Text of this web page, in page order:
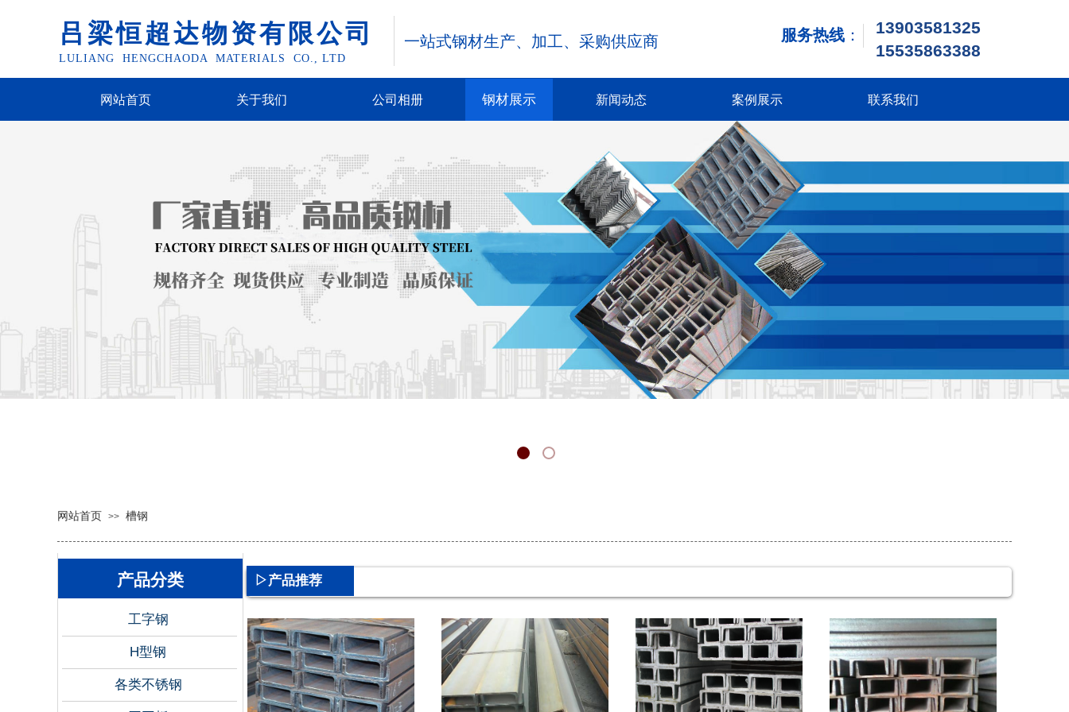
服务热线 ：
13903581325
15535863388
一站式钢材生产、加工、 采购供应商
吕梁恒超达物资有限公司
LULIANG HENGCHAODA MATERIALS CO., LTD
网站首页 关于我们 公司相册 钢材展示 新闻动态 案例展示 联系我们
网站首页 >> 槽钢
产品分类
工字钢
H型钢
各类不锈钢
按钮文本
▷产品推荐